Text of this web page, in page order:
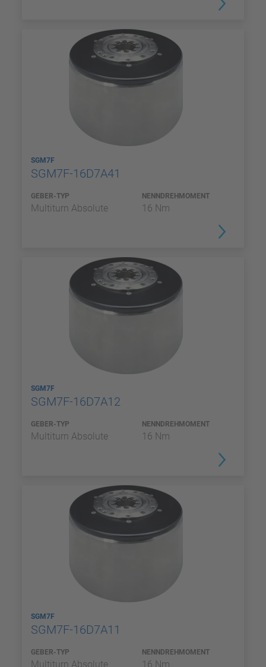
SGM7F
SGM7F-16D7A41
GEBER-TYP
Multiturn Absolute
NENNDREHMOMENT
16 Nm
SGM7F
SGM7F-16D7A12
GEBER-TYP
Multiturn Absolute
NENNDREHMOMENT
16 Nm
SGM7F
SGM7F-16D7A11
GEBER-TYP
Multiturn Absolute
NENNDREHMOMENT
16 Nm